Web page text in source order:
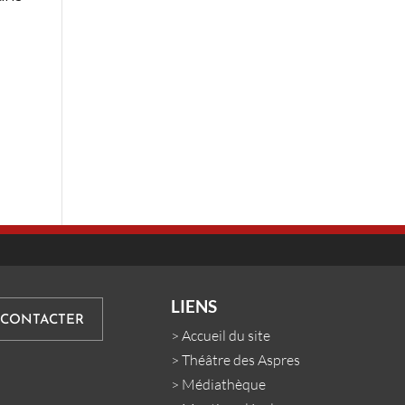
LIENS
>Accueil du site
>Théâtre des Aspres
> Médiathèque